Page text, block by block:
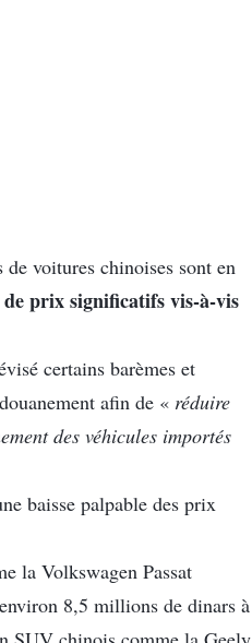
voitures chinoises sont en
de prix significatifs vis-à-vis
certains barèmes et
afin de « réduire
des véhicules importés
baisse palpable des prix
la Volkswagen Passat
8,5 millions de dinars à